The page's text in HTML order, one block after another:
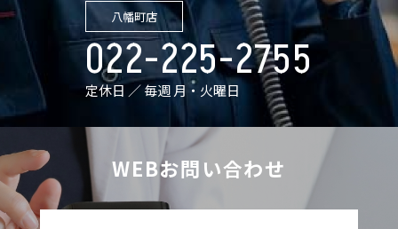
八幡町店
022-225-2755
定休日 ／ 毎週 月・火曜日
WEBお問い合わせ